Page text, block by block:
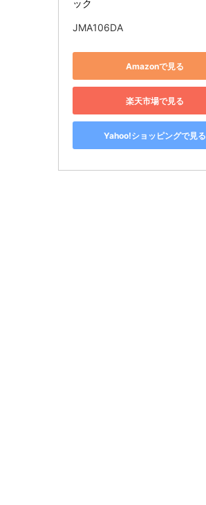
ック
JMA106DA
Amazonで見る
楽天市場で見る
Yahoo!ショッピングで見る